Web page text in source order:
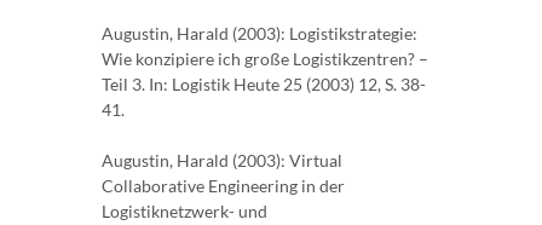
Augustin, Harald (2003): Logistikstrategie:
Wie konzipiere ich große Logistikzentren? –
Teil 3. In: Logistik Heute 25 (2003) 12, S. 38-
41.
Augustin, Harald (2003): Virtual
Collaborative Engineering in der
Logistiknetzwerk- und